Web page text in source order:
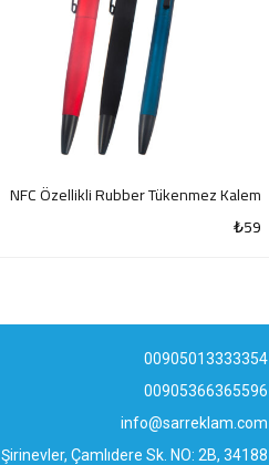
NFC Özellikli Rubber Tükenmez Kalem
₺59
00905013333354
00905366365596
info@sarreklam.com
Şirinevler, Çamlıdere Sk. NO: 2B, 34188